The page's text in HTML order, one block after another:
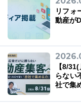
リフォ
動産が
【8/
らない
社で集